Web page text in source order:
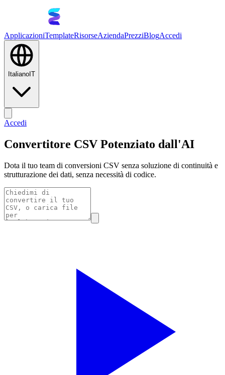
ApplicazioniTemplateRisorseAziendaPrezziBlogAccedi
Italiano IT
Accedi
Convertitore CSV Potenziato dall'AI
Dota il tuo team di conversioni CSV senza soluzione di continuità e
strutturazione dei dati, senza necessità di codice.